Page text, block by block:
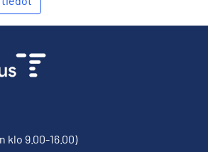
klo 9.00-16.00)